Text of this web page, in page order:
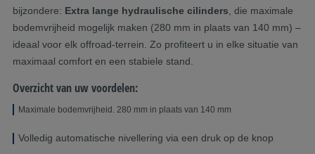
bijzondere: Extra lange hydraulische cilinders , die maximale
bodemvrijheid mogelijk maken (280 mm in plaats van 140 mm) –
ideaal voor elk offroad-terrein. Zo profiteert u in elke situatie van
maximaal comfort en een stabiele stand.
Overzicht van uw voordelen:
Maximale bodemvrijheid. 280 mm in plaats van 140 mm
Volledig automatische nivellering via een druk op de knop